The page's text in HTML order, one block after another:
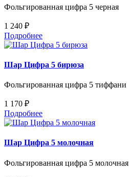
Фольгированная цифра 5 черная
1 240 ₽
Подробнее
Шар Цифра 5 бирюза
Фольгированная цифра 5 тиффани
1 170 ₽
Подробнее
Шар Цифра 5 молочная
Фольгированная цифра 5 молочная